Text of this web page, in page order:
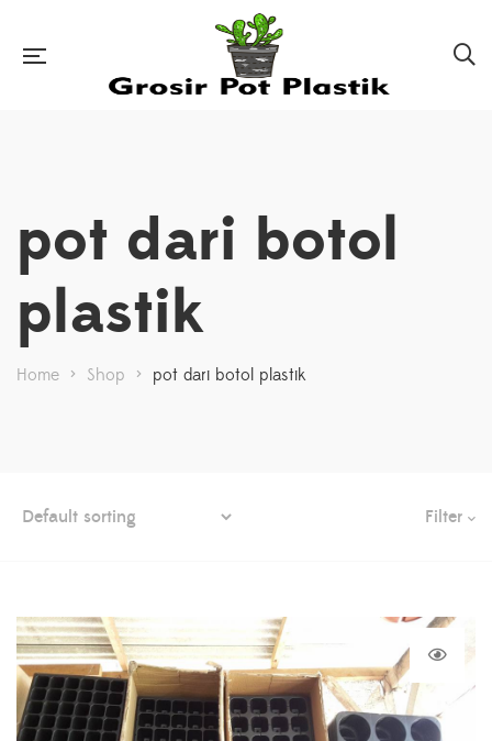
pot dari botol
plastik
Home > Shop > pot dari botol plastik
Filter